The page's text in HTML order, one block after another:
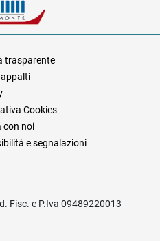
trasparente
appalti
Cookies
con noi
e segnalazioni
Fisc. e P.Iva 09489220013